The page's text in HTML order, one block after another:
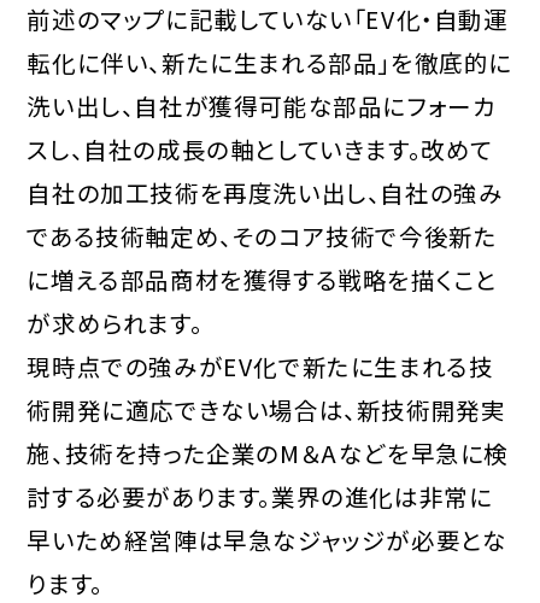
前述のマップに記載していない「EV化・自動運
転化に伴い、新たに生まれる部品」を徹底的に
洗い出し、自社が獲得可能な部品にフォーカ
スし、自社の成長の軸としていきます。改めて
自社の加工技術を再度洗い出し、自社の強み
である技術軸定め、そのコア技術で今後新た
に増える部品商材を獲得する戦略を描くこと
が求められます。
現時点での強みがEV化で新たに生まれる技
術開発に適応できない場合は、新技術開発実
施、技術を持った企業のM＆Aなどを早急に検
討する必要があります。業界の進化は非常に
早いため経営陣は早急なジャッジが必要とな
ります。